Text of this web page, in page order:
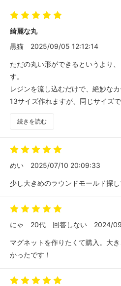
綺麗な丸
黒猫
2025/09/05 12:12:14
ただの丸い形ができるというより
す。
レジンを流し込むだけで、絶妙なカ
13サイズ作れますが、同じサイズ
届くの楽しみです。
続きを読む
めい 2025/07/10 20:09:33
少し大きめのラウンドモールド探し
にゃ 20代 回答しない 2024/
マグネットを作りたくて購入。大
かったです！